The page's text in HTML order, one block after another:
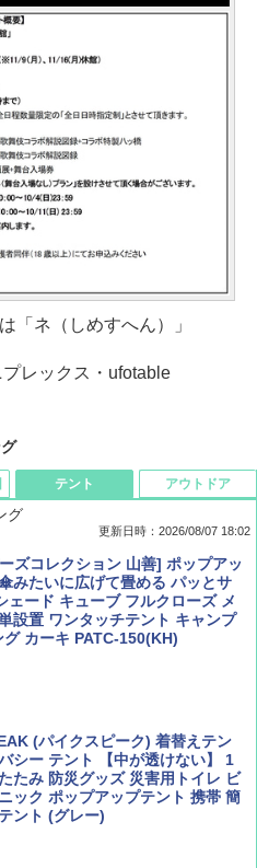
「ネ（しめすへん）」
レックス・ufotable
ファン ２０２６年 ９月号 [雑
ＮＥＹ ＦＡＮ)
来【完全版】
A ヨーロッパ
テント
グ
更新日時：2026/08/07 18:02
ズコレクション 山善] ポップアッ
みたいに広げて畳める パッとサ
ェード キューブ フルクローズ メ
設置 ワンタッチテント キャンプ
カーキ PATC-150(KH)
(パイクスピーク) 着替えテン
シー テント 【中が透けない】 1
たみ 防災グッズ 災害用トイレ ビ
ック ポップアップテント 携帯 簡
ント (グレー)
アウトドア